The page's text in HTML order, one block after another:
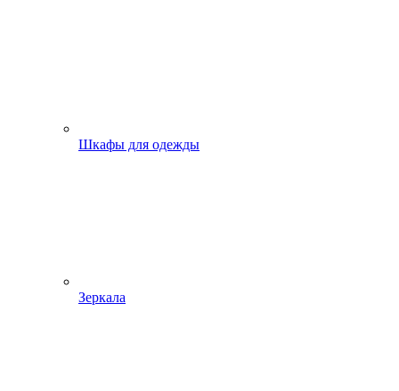
Шкафы для одежды
Зеркала